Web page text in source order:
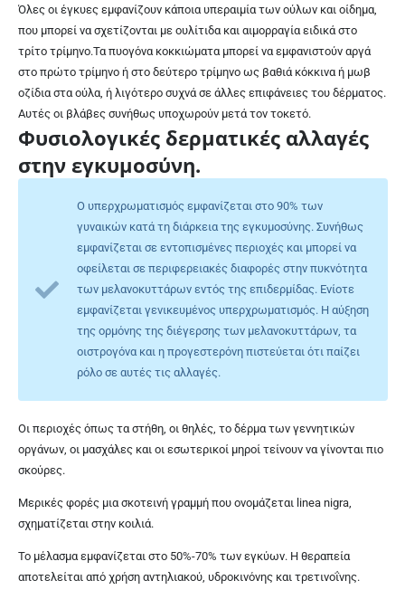
Όλες οι έγκυες εμφανίζουν κάποια υπεραιμία των ούλων και οίδημα,
που μπορεί να σχετίζονται με ουλίτιδα και αιμορραγία ειδικά στο
τρίτο τρίμηνο.Τα πυογόνα κοκκιώματα μπορεί να εμφανιστούν αργά
στο πρώτο τρίμηνο ή στο δεύτερο τρίμηνο ως βαθιά κόκκινα ή μωβ
οζίδια στα ούλα, ή λιγότερο συχνά σε άλλες επιφάνειες του δέρματος.
Αυτές οι βλάβες συνήθως υποχωρούν μετά τον τοκετό.
Φυσιολογικές δερματικές αλλαγές
στην εγκυμοσύνη.
Ο υπερχρωματισμός εμφανίζεται στο 90% των
γυναικών κατά τη διάρκεια της εγκυμοσύνης. Συνήθως
εμφανίζεται σε εντοπισμένες περιοχές και μπορεί να
οφείλεται σε περιφερειακές διαφορές στην πυκνότητα
των μελανοκυττάρων εντός της επιδερμίδας. Ενίοτε
εμφανίζεται γενικευμένος υπερχρωματισμός. Η αύξηση
της ορμόνης της διέγερσης των μελανοκυττάρων, τα
οιστρογόνα και η προγεστερόνη πιστεύεται ότι παίζει
ρόλο σε αυτές τις αλλαγές.
Οι περιοχές όπως τα στήθη, οι θηλές, το δέρμα των γεννητικών
οργάνων, οι μασχάλες και οι εσωτερικοί μηροί τείνουν να γίνονται πιο
σκούρες.
Μερικές φορές μια σκοτεινή γραμμή που ονομάζεται linea nigra,
σχηματίζεται στην κοιλιά.
Το μέλασμα εμφανίζεται στο 50%-70% των εγκύων. Η θεραπεία
αποτελείται από χρήση αντηλιακού, υδροκινόνης και τρετινοΐνης.